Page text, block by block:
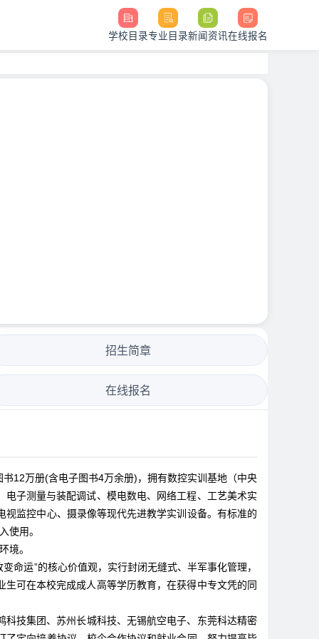
学校目录专业目录新闻资讯在线报名
招生简章
在线报名
12万册(含电子图书4万余册)，拥有数控实训基地（中央
子测量与装配调试、模电数电、网络工程、工艺美术实
监控中心、摄录像等现代先进教学实训设备。有标准的
使用。
境。
命运”的核心价值观，实行封闭无缝式、半军事化管理，
可在本校完成成人高等学历教育，在获得中专文凭的同
技集团、苏州长城科技、无锡航空电子、东莞科达精密